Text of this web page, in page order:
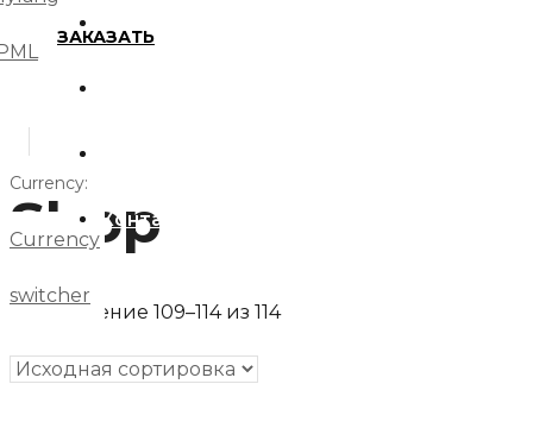
Currency:
Currency
switcher
Контакты
ЗАКАЗАТЬ
Shop
Отображение 109–114 из 114